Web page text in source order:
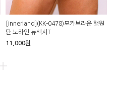
[Innerland](KK-0478)모카브라운 햄원
단 노라인 뉴섹시T
11,000원